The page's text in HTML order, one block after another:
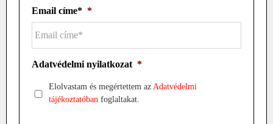
Email címe* *
Adatvédelmi nyilatkozat *
Elolvastam és megértettem az Adatvédelmi
tájékoztatóban foglaltakat.